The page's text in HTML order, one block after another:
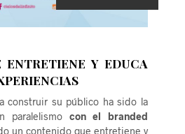
Y EDUCA
construir su público ha sido la
paralelismo con el branded
un contenido que entretiene y